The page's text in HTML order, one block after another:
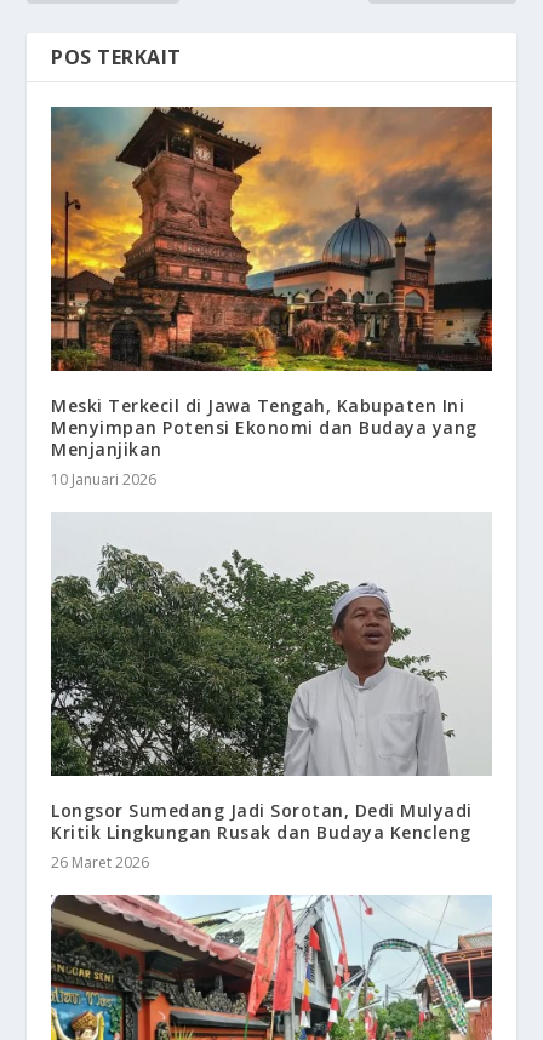
POS TERKAIT
Meski Terkecil di Jawa Tengah, Kabupaten Ini
Menyimpan Potensi Ekonomi dan Budaya yang
Menjanjikan
10 Januari 2026
Longsor Sumedang Jadi Sorotan, Dedi Mulyadi
Kritik Lingkungan Rusak dan Budaya Kencleng
26 Maret 2026